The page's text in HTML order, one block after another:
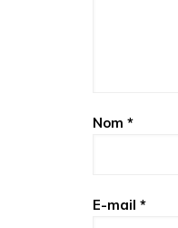
Nom *
E-mail *